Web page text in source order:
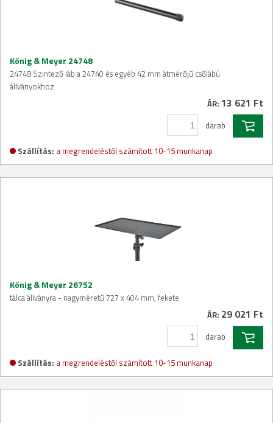
König & Meyer 24748
24748 Szintező láb a 24740 és egyéb 42 mm átmérőjű csőlábú
állványokhoz
ÁR: 13 621 Ft
darab
Szállítás: a megrendeléstől számított 10-15 munkanap
König & Meyer 26752
tálca állványra - nagyméretű 727 x 404 mm, fekete
ÁR: 29 021 Ft
darab
Szállítás: a megrendeléstől számított 10-15 munkanap